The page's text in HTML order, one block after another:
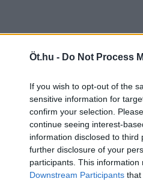
Öt.hu - Do Not Process
If you wish to opt-out of the
sensitive information for
confirm your selection.
continue seeing interest-
information disclosed to
further disclosure of your
participants. This
Downstream Participants that